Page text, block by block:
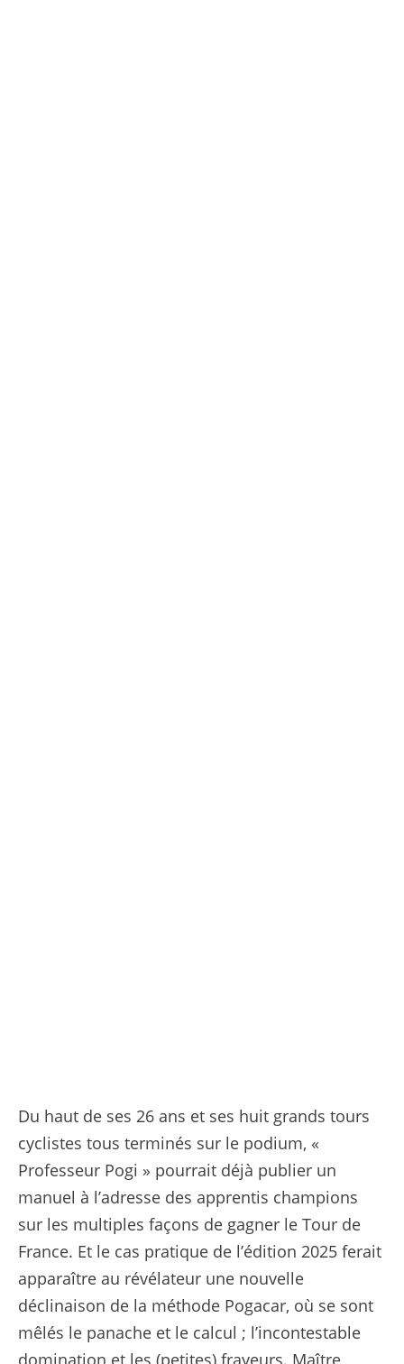
Du haut de ses 26 ans et ses huit grands tours
cyclistes tous terminés sur le podium, «
Professeur Pogi » pourrait déjà publier un
manuel à l’adresse des apprentis champions
sur les multiples façons de gagner le Tour de
France. Et le cas pratique de l’édition 2025 ferait
apparaître au révélateur une nouvelle
déclinaison de la méthode Pogacar, où se sont
mêlés le panache et le calcul ; l’incontestable
domination et les (petites) frayeurs. Maître